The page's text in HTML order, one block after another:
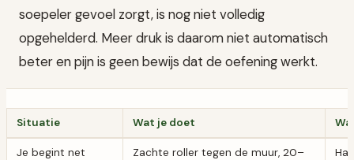
soepeler gevoel zorgt, is nog niet volledig
opgehelderd. Meer druk is daarom niet automatisch
beter en pijn is geen bewijs dat de oefening werkt.
Situatie Wat je doet
Je begint net
Zachte roller tegen de muur, 20–